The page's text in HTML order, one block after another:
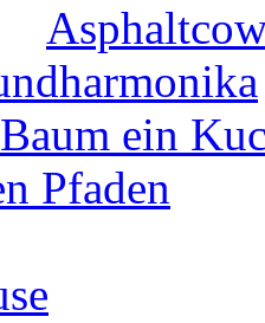
ein
Pfaden